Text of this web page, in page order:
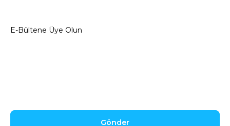
E-Bültene Üye Olun